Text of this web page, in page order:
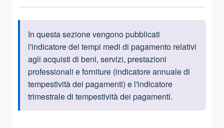
Informazioni introduttive
In questa sezione vengono pubblicati
l'indicatore dei tempi medi di pagamento relativi
agli acquisti di beni, servizi, prestazioni
professionali e forniture (indicatore annuale di
tempestività dei pagamenti) e l'indicatore
trimestrale di tempestività dei pagamenti.